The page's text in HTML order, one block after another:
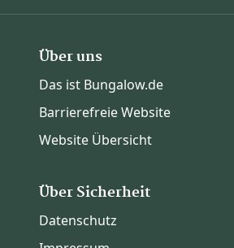
Über uns
Das ist Bungalow.de
Barrierefreie Website
Website Übersicht
Über Sicherheit
Datenschutz